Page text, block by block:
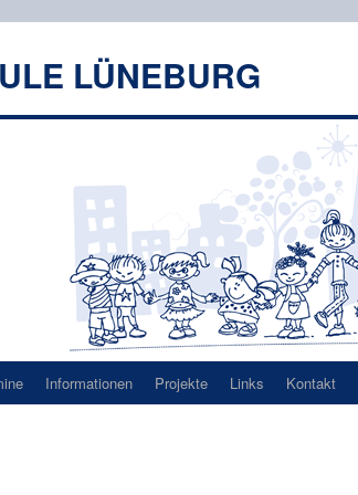
LÜNEBURG
Informationen Projekte Links Kontakt